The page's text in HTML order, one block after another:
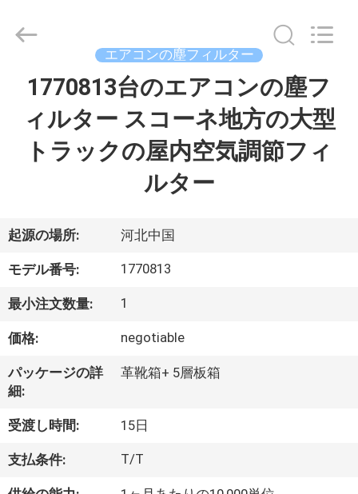
ク
ト
ビ
オ
私
Rights
Reserved.
エアコンの塵フィルター
1770813台のエアコンの塵フ
ィルター スコーネ地方の大型
トラックの屋内空気調節フィ
ルター
起源の場所: 河北中国
モデル番号: 1770813
最小注文数量: 1
価格: negotiable
パッケージの詳
細:
革靴箱+ 5層板箱
受渡し時間: 15日
支払条件: T/T